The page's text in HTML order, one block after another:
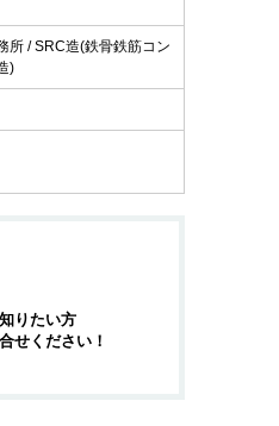
所 / SRC造(鉄骨鉄筋コン
)
りたい方
せください！